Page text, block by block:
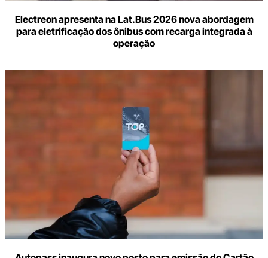
Electreon apresenta na Lat.Bus 2026 nova abordagem
para eletrificação dos ônibus com recarga integrada à
operação